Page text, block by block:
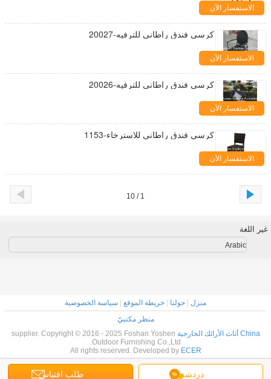
الاستفسار الآن
كرسي فندق راطاني للترفيه-20027
الاستفسار الآن
كرسي فندق راطاني للترفيه-20026
الاستفسار الآن
كرسي فندق راطاني للاسترخاء-1153
الاستفسار الآن
1 / 10
دردشة طلب اقتباس
غير اللغة
Arabic
منزل حولنا خريطة الموقع
سياسة الخصوصية
منظر مكتبيّ
China أثاث الأرائك الخارجية
supplier. Copyright © 2016 - 2025 Foshan Yoshen
Outdoor Furnishing Co.,Ltd.
All rights reserved. Developed by ECER